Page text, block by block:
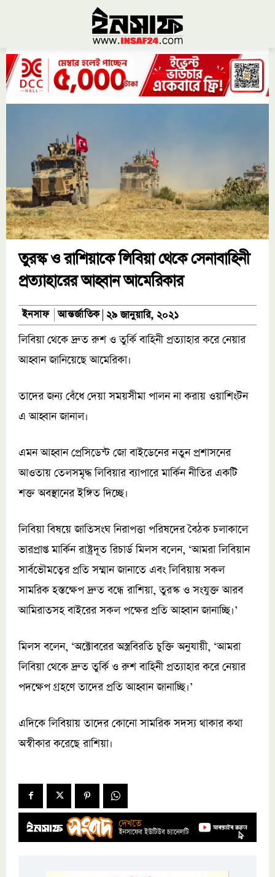
তুরস্ক ও রাশিয়াকে লিবিয়া থেকে সেনাবাহিনী
প্রত্যাহারের আহ্বান আমেরিকার
ইনসাফ আন্তর্জাতিক ২৯ জানুয়ারি, ২০২১
লিবিয়া থেকে দ্রুত রুশ ও তুর্কি বাহিনী প্রত্যাহার করে নেয়ার
আহ্বান জানিয়েছে আমেরিকা।
তাদের জন্য বেঁধে দেয়া সময়সীমা পালন না করায় ওয়াশিংটন
এ আহ্বান জানাল।
এমন আহ্বান প্রেসিডেন্ট জো বাইডেনের নতুন প্রশাসনের
আওতায় তেলসমৃদ্ধ লিবিয়ার ব্যাপারে মার্কিন নীতির একটি
শক্ত অবস্থানের ইঙ্গিত দিচ্ছে।
লিবিয়া বিষয়ে জাতিসংঘ নিরাপত্তা পরিষদের বৈঠক চলাকালে
ভারপ্রাপ্ত মার্কিন রাষ্ট্রদূত রিচার্ড মিলস বলেন, ‘আমরা লিবিয়ান
সার্বভৌমত্বের প্রতি সম্মান জানাতে এবং লিবিয়ায় সকল
সামরিক হস্তক্ষেপ দ্রুত বন্ধে রাশিয়া, তুরস্ক ও সংযুক্ত আরব
আমিরাতসহ বাইরের সকল পক্ষের প্রতি আহ্বান জানাচ্ছি।’
মিলস বলেন, ‘অক্টোবরের অস্ত্রবিরতি চুক্তি অনুযায়ী, ‘আমরা
লিবিয়া থেকে দ্রুত তুর্কি ও রুশ বাহিনী প্রত্যাহার করে নেয়ার
পদক্ষেপ গ্রহণে তাদের প্রতি আহ্বান জানাচ্ছি।’
এদিকে লিবিয়ায় তাদের কোনো সামরিক সদস্য থাকার কথা
অস্বীকার করেছে রাশিয়া।